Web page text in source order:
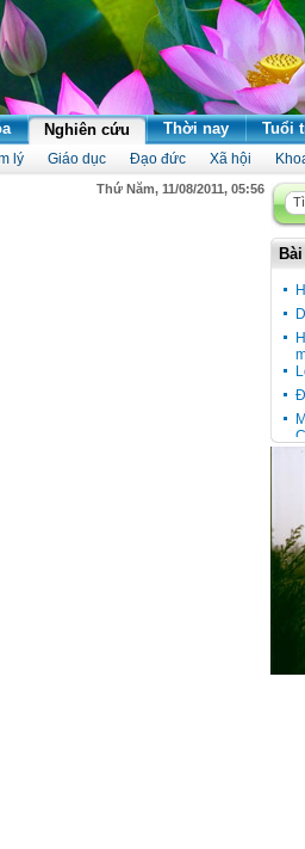
Nghiên cứu Thời nay Tuổi
lý Giáo dục Đạo đức Xã hội
Thứ Năm, 11/08/2011, 05:56